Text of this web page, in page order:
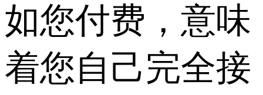
如您付费，意味
着您自己完全接